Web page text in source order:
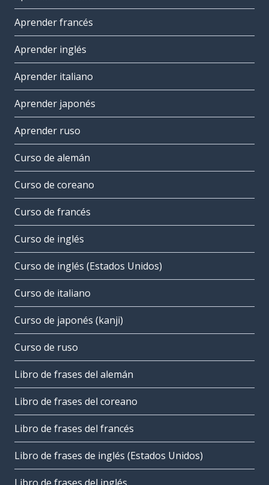
Aprender francés
Aprender inglés
Aprender italiano
Aprender japonés
Aprender ruso
Curso de alemán
Curso de coreano
Curso de francés
Curso de inglés
Curso de inglés (Estados Unidos)
Curso de italiano
Curso de japonés (kanji)
Curso de ruso
Libro de frases del alemán
Libro de frases del coreano
Libro de frases del francés
Libro de frases de inglés (Estados Unidos)